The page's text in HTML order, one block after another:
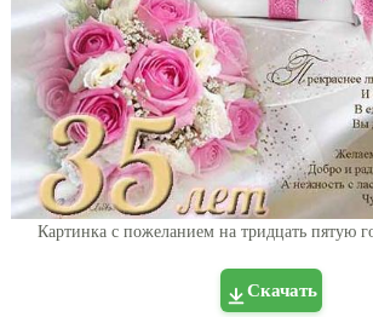
Картинка с пожеланием на тридцать пятую
Скачать